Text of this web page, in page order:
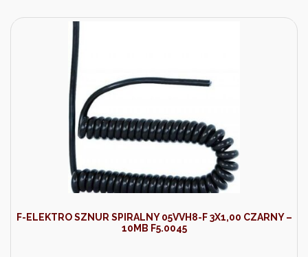
F-ELEKTRO SZNUR SPIRALNY 05VVH8-F 3X1,00 CZARNY –
10MB F5.0045